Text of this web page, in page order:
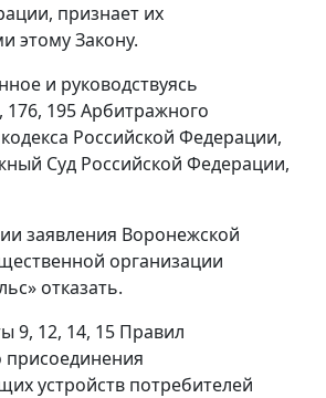
признает их
этому Закону.
и руководствуясь
176, 195 Арбитражного
Российской Федерации,
Суд Российской Федерации,
заявления Воронежской
организации
отказать.
9, 12, 14, 15 Правил
присоединения
устройств потребителей